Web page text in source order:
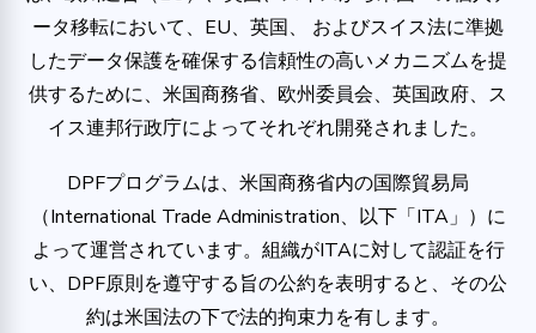
ータ移転において、EU、英国、 およびスイス法に準拠
したデータ保護を確保する信頼性の高いメカニズムを提
供するために、米国商務省、欧州委員会、英国政府、ス
イス連邦行政庁によってそれぞれ開発されました。
DPFプログラムは、米国商務省内の国際貿易局
（International Trade Administration、以下「ITA」）に
よって運営されています。組織がITAに対して認証を行
い、DPF原則を遵守する旨の公約を表明すると、その公
約は米国法の下で法的拘束力を有します。